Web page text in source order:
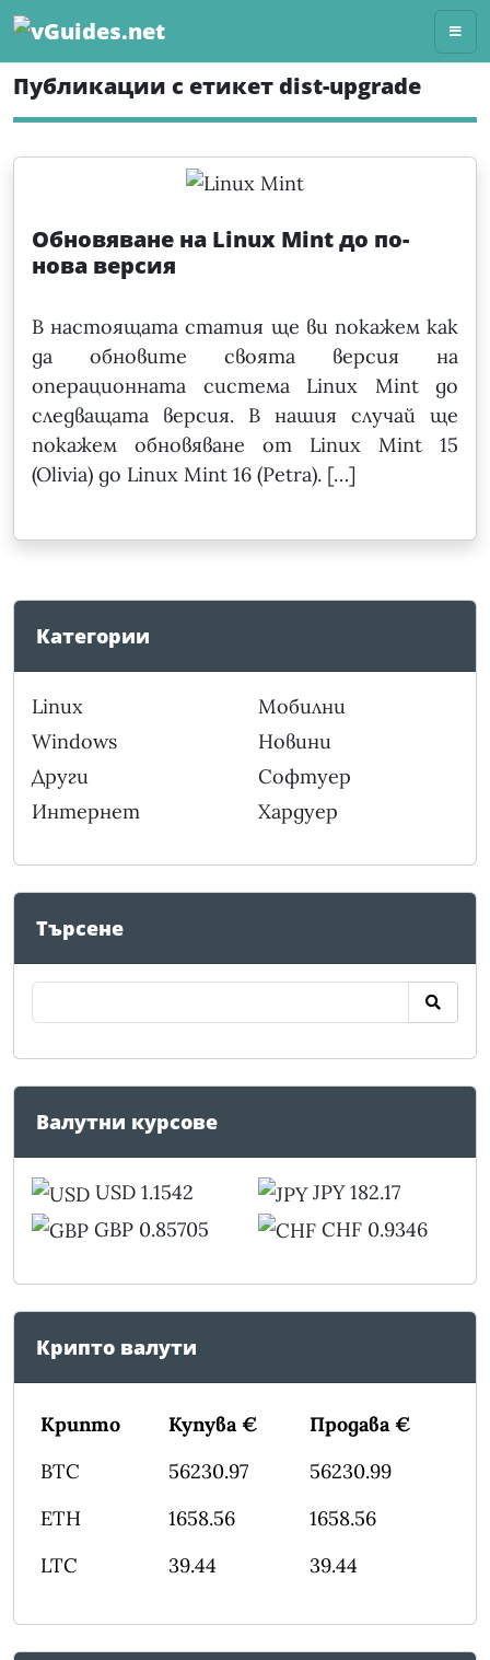
Skip
content
Публикации с етикет dist-upgrade
Обновяване на Linux Mint до по-
нова версия
В настоящата статия ще ви покажем как
да обновите своята версия на
операционната система Linux Mint до
следващата версия. В нашия случай ще
покажем обновяване от Linux Mint 15
(Olivia) до Linux Mint 16 (Petra). […]
Категории
Linux
Windows
Други
Интернет
Мобилни
Новини
Софтуер
Хардуер
Търсене
Валутни курсове
USD 1.1542
GBP 0.85705
JPY 182.17
CHF 0.9346
Крипто валути
Крипто Купува €
Продава €
BTC
56230.97
56230.99
ETH
1658.56
1658.56
LTC
39.44 39.44